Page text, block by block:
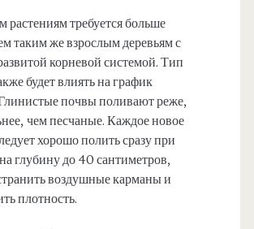
требуется больше
таким же взрослым деревьям с
корневой системой. Тип
будет влиять на график
почвы поливают реже,
чем песчаные. Каждое новое
хорошо полить сразу при
глубину до 40 сантиметров,
воздушные карманы и
плотность.